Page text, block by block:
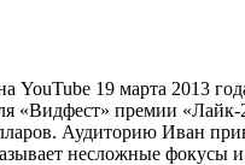
YouTube 19 марта 2013
«Видфест» премии
Аудиторию Иван
несложные фокусы